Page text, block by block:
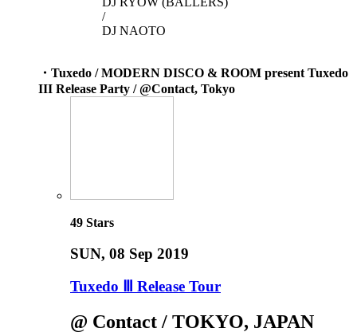
/
DJ NAOTO
・Tuxedo / MODERN DISCO & ROOM present Tuxedo
III Release Party / @Contact, Tokyo
49 Stars
SUN, 08 Sep 2019
Tuxedo Ⅲ Release Tour
@ Contact / TOKYO, JAPAN